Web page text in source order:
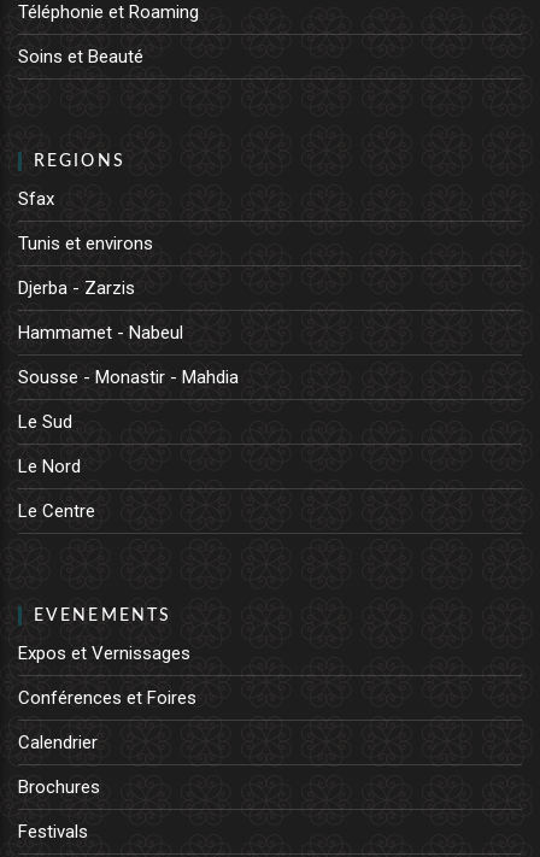
Téléphonie et Roaming
Soins et Beauté
REGIONS
Sfax
Tunis et environs
Djerba - Zarzis
Hammamet - Nabeul
Sousse - Monastir - Mahdia
Le Sud
Le Nord
Le Centre
EVENEMENTS
Expos et Vernissages
Conférences et Foires
Calendrier
Brochures
Festivals